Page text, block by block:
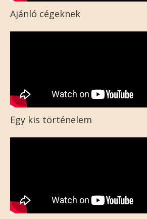
Ajánló cégeknek
Egy kis történelem